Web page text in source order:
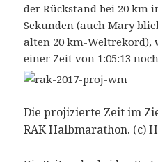
der Rückstand bei 20 km
Sekunden (auch Mary
alten 20 km-Weltrekord),
einer Zeit von 1:05:13
Die projizierte Zeit im
RAK Halbmarathon. (c)